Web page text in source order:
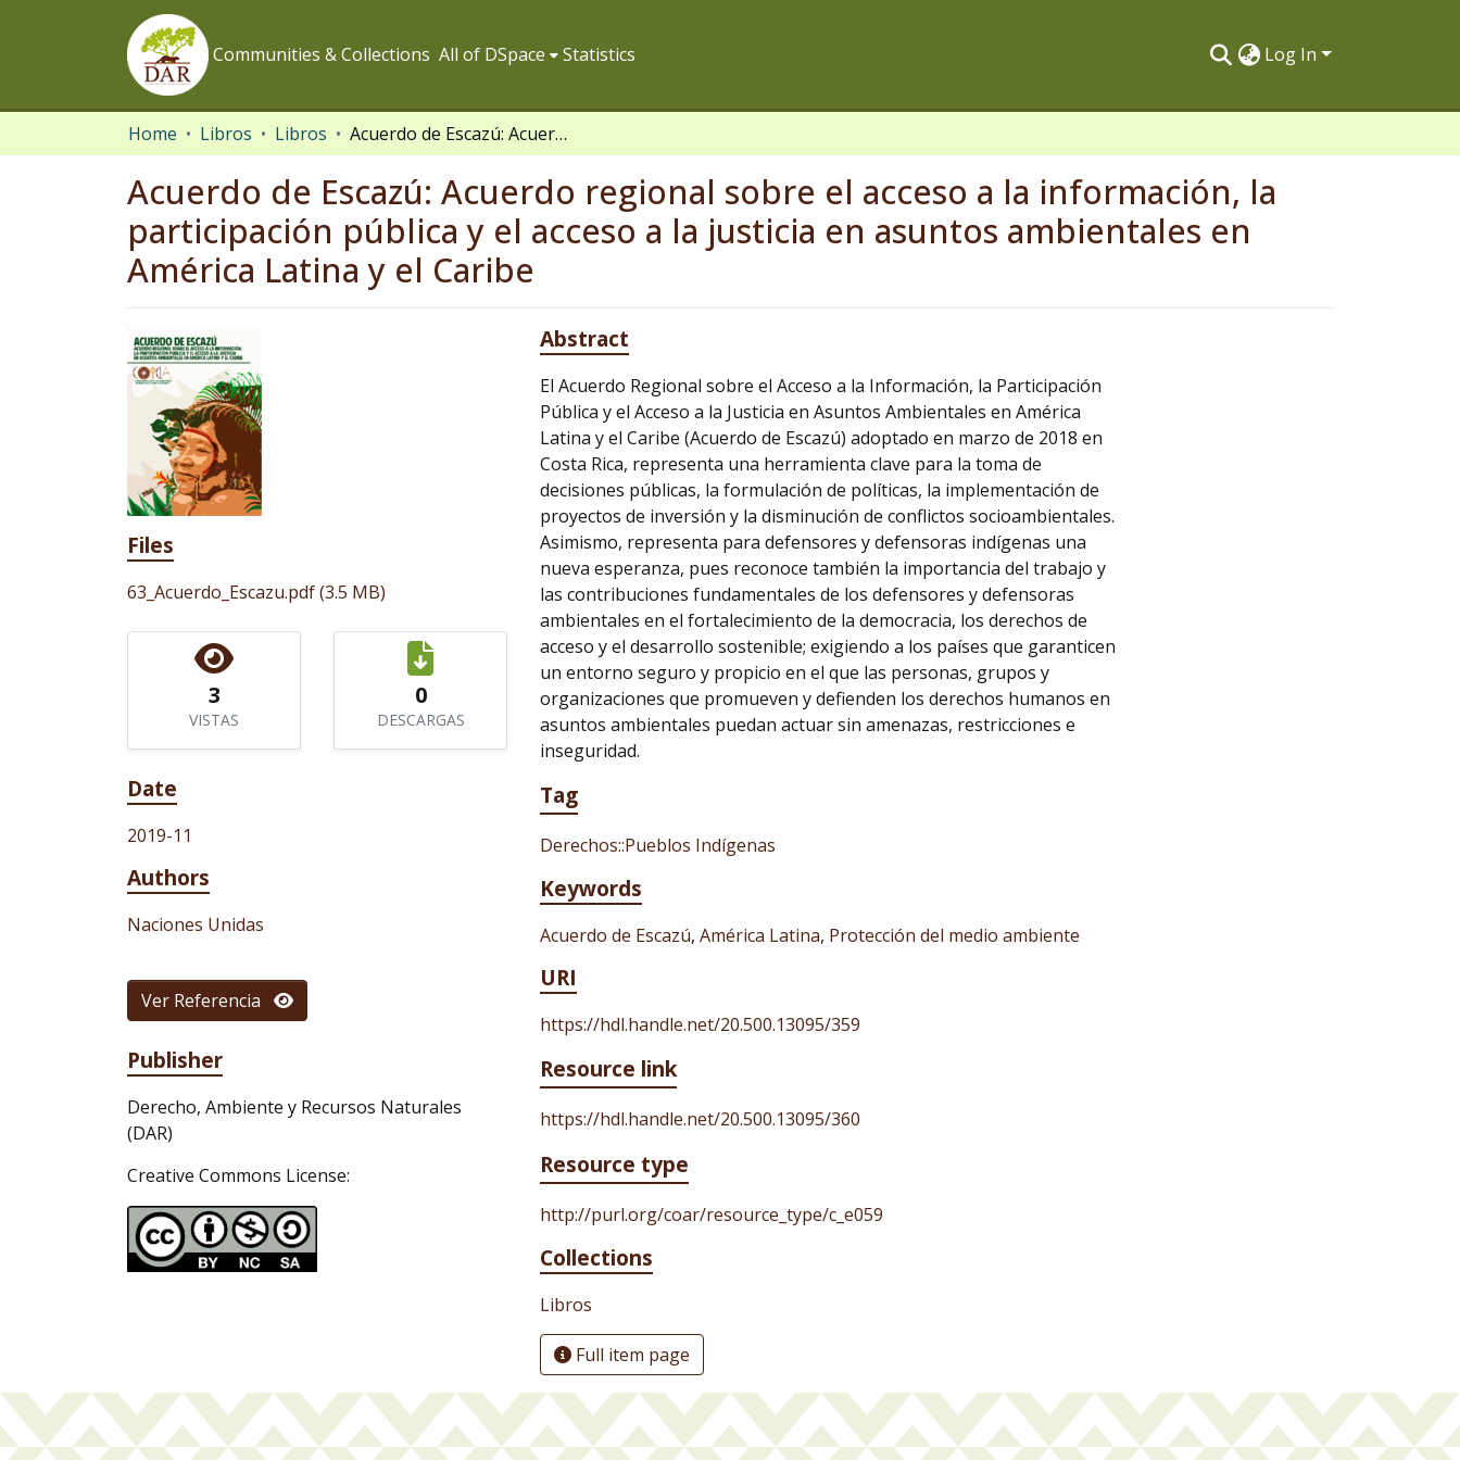
Communities & Collections All of DSpace Statistics Log In
Home Libros Libros Acuerdo de Escazú: Acuerdo regional sobre el acceso a la información, la participación pública y el acceso a la justicia en asuntos ambientales en América Latina y el Caribe
Acuerdo de Escazú: Acuerdo regional sobre el acceso a la información, la
participación pública y el acceso a la justicia en asuntos ambientales en
América Latina y el Caribe
Files
63_Acuerdo_Escazu.pdf(3.5 MB)
3
VISTAS
0
DESCARGAS
Date
2019-11
Authors
Naciones Unidas
Ver Referencia
Publisher
Derecho, Ambiente y Recursos Naturales
(DAR)
Creative Commons License:
Abstract
El Acuerdo Regional sobre el Acceso a la Información, la Participación
Pública y el Acceso a la Justicia en Asuntos Ambientales en América
Latina y el Caribe (Acuerdo de Escazú) adoptado en marzo de 2018 en
Costa Rica, representa una herramienta clave para la toma de
decisiones públicas, la formulación de políticas, la implementación de
proyectos de inversión y la disminución de conflictos socioambientales.
Asimismo, representa para defensores y defensoras indígenas una
nueva esperanza, pues reconoce también la importancia del trabajo y
las contribuciones fundamentales de los defensores y defensoras
ambientales en el fortalecimiento de la democracia, los derechos de
acceso y el desarrollo sostenible; exigiendo a los países que garanticen
un entorno seguro y propicio en el que las personas, grupos y
organizaciones que promueven y defienden los derechos humanos en
asuntos ambientales puedan actuar sin amenazas, restricciones e
inseguridad.
Tag
Derechos::Pueblos Indígenas
Keywords
Acuerdo de Escazú, América Latina, Protección del medio ambiente
URI
https://hdl.handle.net/20.500.13095/359
Resource link
https://hdl.handle.net/20.500.13095/360
Resource type
http://purl.org/coar/resource_type/c_e059
Collections
Libros
Full item page